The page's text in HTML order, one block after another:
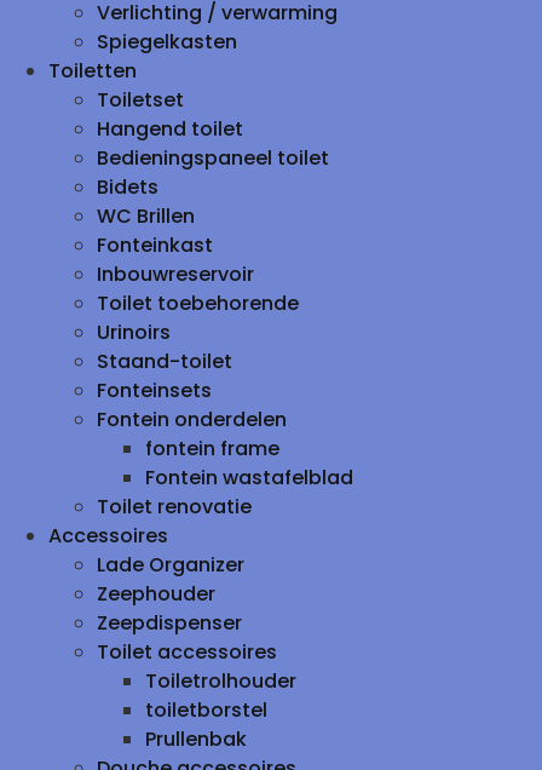
Verlichting / verwarming
Spiegelkasten
Toiletten
Toiletset
Hangend toilet
Bedieningspaneel toilet
Bidets
WC Brillen
Fonteinkast
Inbouwreservoir
Toilet toebehorende
Urinoirs
Staand-toilet
Fonteinsets
Fontein onderdelen
fontein frame
Fontein wastafelblad
Toilet renovatie
Accessoires
Lade Organizer
Zeephouder
Zeepdispenser
Toilet accessoires
Toiletrolhouder
toiletborstel
Prullenbak